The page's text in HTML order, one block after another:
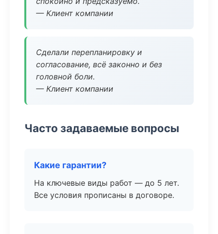
— Клиент компании
Сделали перепланировку и
согласование, всё законно и без
головной боли.
— Клиент компании
Часто задаваемые вопросы
Какие гарантии?
На ключевые виды работ — до 5 лет.
Все условия прописаны в договоре.